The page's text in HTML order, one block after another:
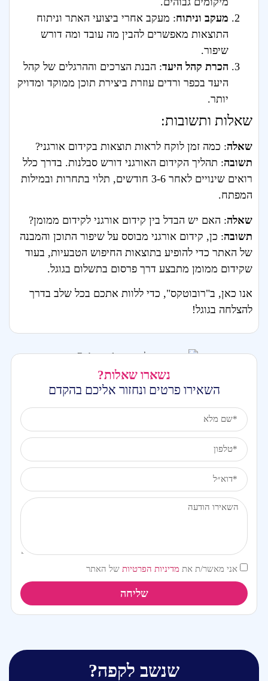
מעקב וניתוח: מעקב אחרי ביצועי האתר וניתוח
התוצאות מאפשרים להבין מה עובד ומה דורש
שיפור.
הכרת קהל היעד: הבנת הצרכים וההרגלים של קהל
היעד בכפר ורדים עוזרת ביצירת תוכן ממוקד ומדויק
יותר.
שאלות ותשובות:
שאלה: כמה זמן לוקח לראות תוצאות בקידום אורגני?
תשובה: תהליך הקידום האורגני דורש סבלנות. בדרך כלל
רואים שינויים לאחר 3-6 חודשים, תלוי בתחרות ובמילות
המפתח.
שאלה: האם יש הבדל בין קידום אורגני לקידום ממומן?
תשובה: כן, קידום אורגני מבוסס על שיפור התוכן והמבנה
של האתר כדי להופיע בתוצאות החיפוש הטבעיות, בעוד
שקידום ממומן מתבצע דרך פרסום בתשלום בגוגל.
אנו כאן, ב"רובוטקס", כדי ללוות אתכם בכל שלב בדרך
להצלחה בגוגל!
נשארו שאלות?
השאירו פרטים ונחזור אליכם בהקדם
אני מאשר/ת את מדיניות הפרטיות של האתר
שליחה
שנשב לקפה?